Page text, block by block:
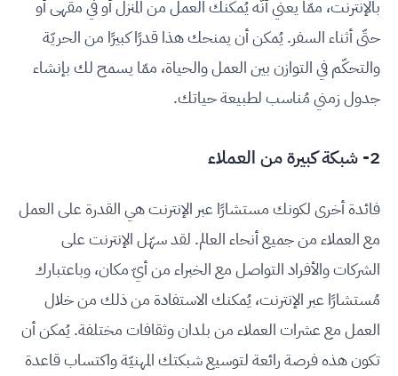
بالإنترنت، ممّا يعني أنّه يُمكنك العمل من المنزل أو في مقهى أو
حتّى أثناء السفر. يُمكن أن يمنحك هذا قدرًا كبيرًا من الحريّة
والتحكّم في التوازن بين العمل والحياة، ممّا يسمح لك بإنشاء
جدول زمني مُناسب لطبيعة حياتك.
2- شبكة كبيرة من العملاء
فائدة أخرى لكونك مستشارًا عبر الإنترنت هي القدرة على العمل
مع العملاء من جميع أنحاء العالم. لقد سهّل الإنترنت على
الشركات والأفراد التواصل مع الخبراء من أيّ مكان، وباعتبارك
مُستشارًا عبر الإنترنت، يُمكنك الاستفادة من ذلك من خلال
العمل مع عشرات العملاء من بلدان وثقافات مختلفة. يُمكن أن
تكون هذه فرصة رائعة لتوسيع شبكتك المهنيّة واكتساب قاعدة